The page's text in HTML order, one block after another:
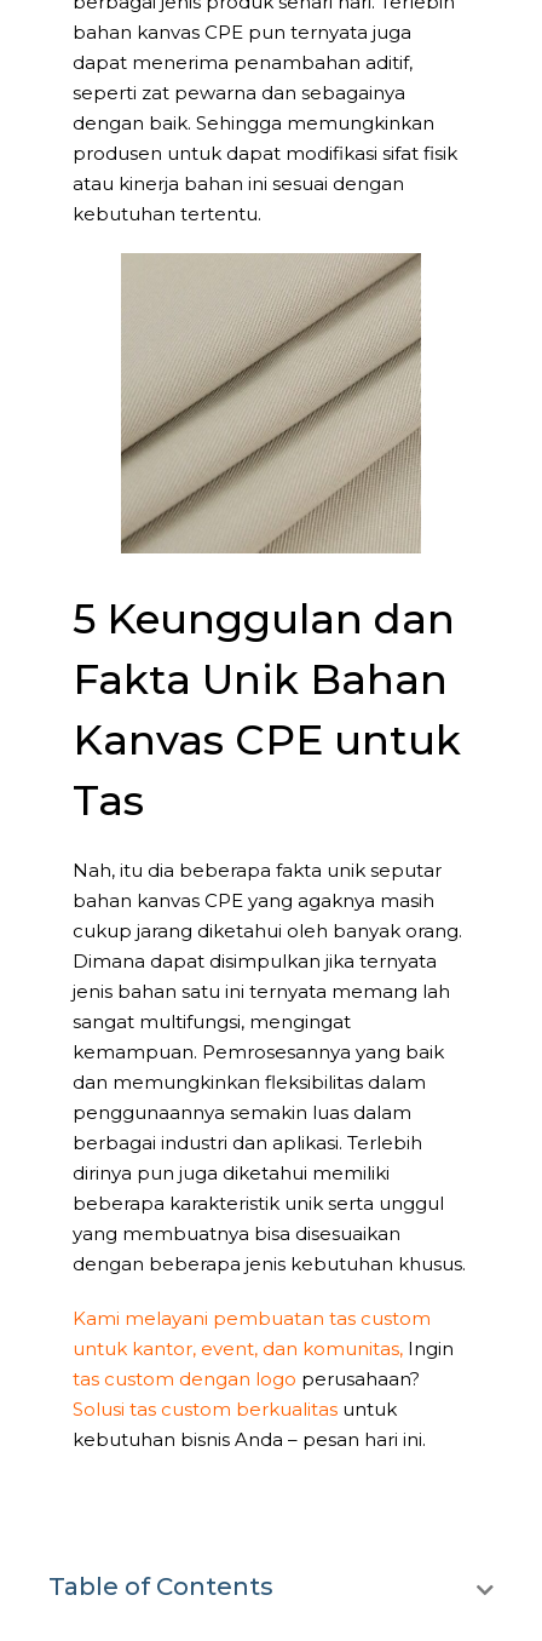
bahan kanvas CPE pun ternyata juga
dapat menerima penambahan aditif,
seperti zat pewarna dan sebagainya
dengan baik. Sehingga memungkinkan
produsen untuk dapat modifikasi sifat fisik
atau kinerja bahan ini sesuai dengan
kebutuhan tertentu.
5 Keunggulan dan
Fakta Unik Bahan
Kanvas CPE untuk
Tas
Nah, itu dia beberapa fakta unik seputar
bahan kanvas CPE yang agaknya masih
cukup jarang diketahui oleh banyak orang.
Dimana dapat disimpulkan jika ternyata
jenis bahan satu ini ternyata memang lah
sangat multifungsi, mengingat
kemampuan. Pemrosesannya yang baik
dan memungkinkan fleksibilitas dalam
penggunaannya semakin luas dalam
berbagai industri dan aplikasi. Terlebih
dirinya pun juga diketahui memiliki
beberapa karakteristik unik serta unggul
yang membuatnya bisa disesuaikan
dengan beberapa jenis kebutuhan khusus.
Kami melayani pembuatan tas custom
untuk kantor, event, dan komunitas, Ingin
tas custom dengan logo perusahaan?
Solusi tas custom berkualitas untuk
kebutuhan bisnis Anda – pesan hari ini.
Table of Contents